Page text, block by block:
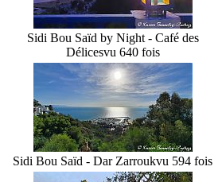
Sidi Bou Saïd by Night - Café des
Délicesvu 640 fois
Sidi Bou Saïd - Dar Zarroukvu 594 fois